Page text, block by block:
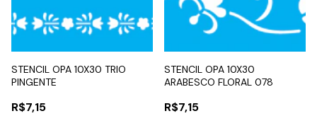
STENCIL OPA 10X30 TRIO
PINGENTE
R$7,15
STENCIL OPA 10X30
ARABESCO FLORAL 078
R$7,15